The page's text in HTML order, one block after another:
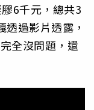
6千元，總共3
過影片透露，
全沒問題，還